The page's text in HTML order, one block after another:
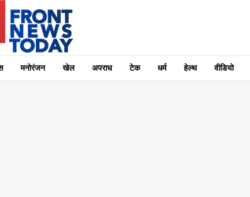
मनोरंजन खेल अपराध टेक धर्म हेल्थ वीडियो